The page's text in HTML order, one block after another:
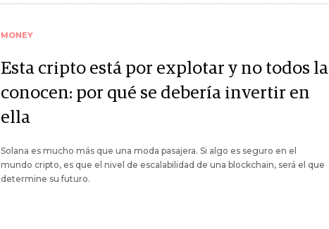
MONEY
Esta cripto está por explotar y no todos la
conocen: por qué se debería invertir en
ella
Solana es mucho más que una moda pasajera. Si algo es seguro en el
mundo cripto, es que el nivel de escalabilidad de una blockchain, será el que
determine su futuro.